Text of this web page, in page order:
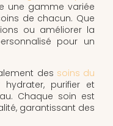
une gamme variée
de chacun. Que
ou améliorer la
pour un
des soins du
hydrater, purifier et
Chaque soin est
garantissant des